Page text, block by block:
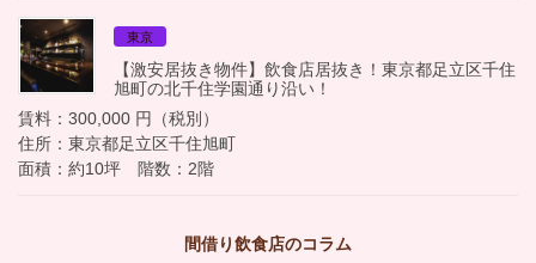
東京
【激安居抜き物件】飲食店居抜き！東京都足立区千住
旭町の北千住学園通り沿い！
賃料：300,000 円（税別）
住所：東京都足立区千住旭町
面積：約10坪 階数：2階
間借り飲食店のコラム